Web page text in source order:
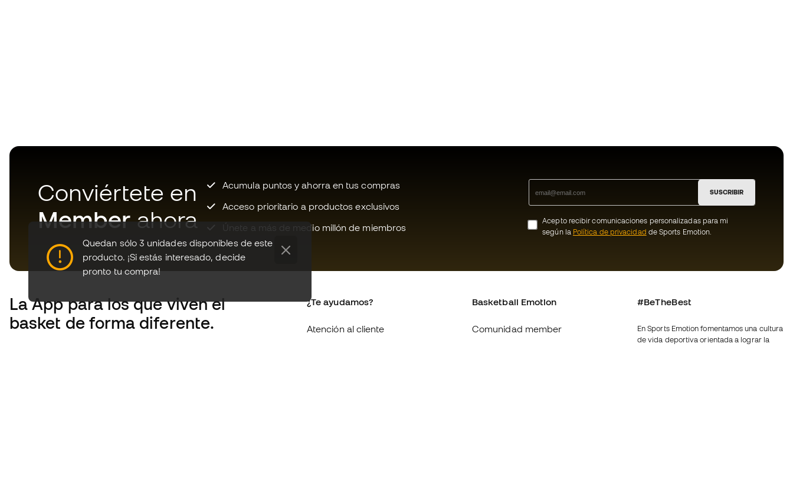
Quedan sólo 3 unidades disponibles de este
producto. ¡Si estás interesado, decide
pronto tu compra!
Conviértete en
Member ahora
Acumula puntos y ahorra en tus compras
Acceso prioritario a productos exclusivos
Únete a más de medio millón de miembros
SUSCRIBIR
Acepto recibir comunicaciones personalizadas para mi
según la Política de privacidad de Sports Emotion.
La Apppara los que viven el
basket de forma diferente.
¿Te ayudamos?
Atención al cliente
Basketball Emotion
Comunidad member
#BeTheBest
En Sports Emotion fomentamos una cultura
de vida deportiva orientada a lograr la